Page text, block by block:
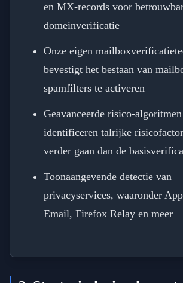
en MX-records voor
domeinverificatie
Onze eigen
bevestigt het bestaan van
spamfilters te activeren
Geavanceerde risico-algoritmen
identificeren talrijke
verder gaan dan de
Toonaangevende detectie van
privacyservices, waaronder
Email, Firefox Relay en meer